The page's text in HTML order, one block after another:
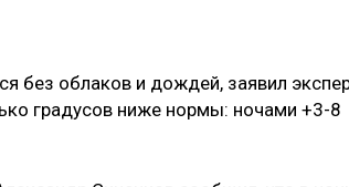
без облаков и дождей, заявил
градусов ниже нормы: ночами +3-8